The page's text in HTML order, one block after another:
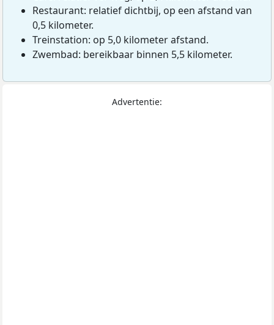
Restaurant: relatief dichtbij, op een afstand van
0,5 kilometer.
Treinstation: op 5,0 kilometer afstand.
Zwembad: bereikbaar binnen 5,5 kilometer.
Advertentie: